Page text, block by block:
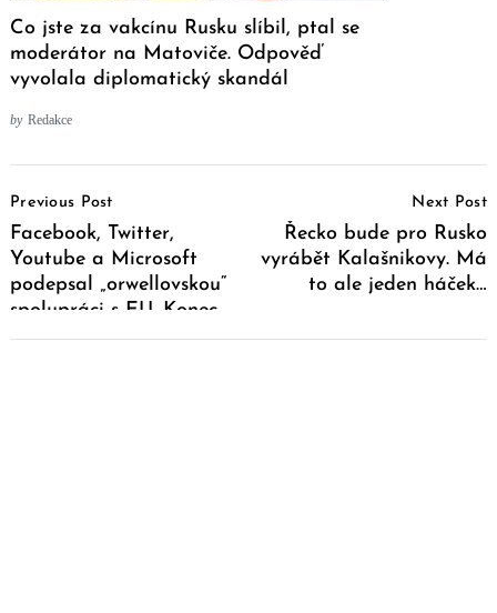
Co jste za vakcínu Rusku slíbil, ptal se
moderátor na Matoviče. Odpověď
vyvolala diplomatický skandál
by Redakce
Navigation
Previous Post
Facebook, Twitter,
Youtube a Microsoft
podepsal „orwellovskou“
spolupráci s EU. Konec
svobody na dohled?
Next Post
Řecko bude pro Rusko
vyrábět Kalašnikovy. Má
to ale jeden háček…